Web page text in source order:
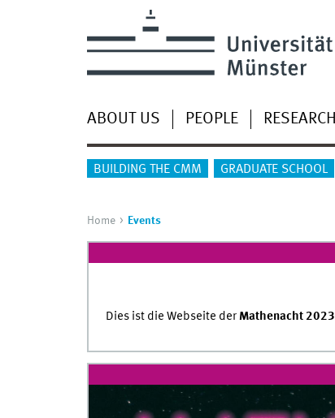
ABOUT US PEOPLE RESEARCH
BUILDING THE CMM GRADUATE SCHOOL
Home Events
Dies ist die Webseite derMathenacht 2023